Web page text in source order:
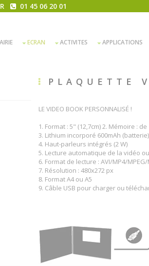
ECRAN ACTIVITES APPLICATIONS
01 45 06 20 01
PLAQUETTE
LE VIDEO BOOK PERSONNALISÉ !
1. Format : 5" (12,7cm) 2. Mémoire :
3. Lithium incorporé 600mAh (batterie)
4. Haut-parleurs intégrés (2 W)
5. Lecture automatique de la vidéo
6. Format de lecture : AVI/MP4/MPEG/
7. Résolution : 480x272 px
8. Format A4 ou A5
9. Câble USB pour charger ou